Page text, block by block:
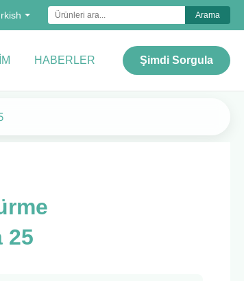
Arama
HABERLER Şimdi Sorgula
25